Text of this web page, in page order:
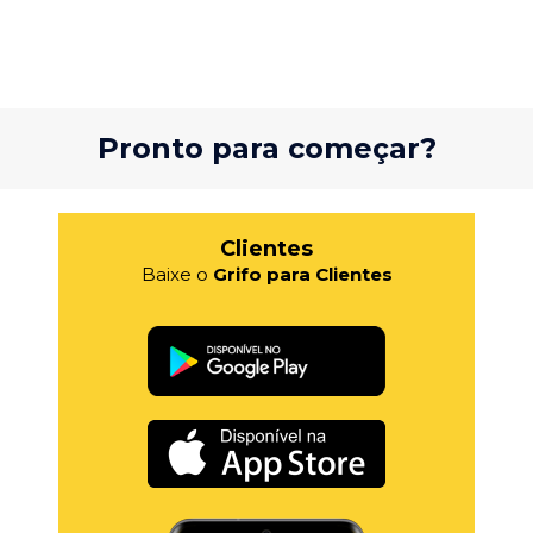
Pronto para começar?
Clientes
Baixe o Grifo para Clientes